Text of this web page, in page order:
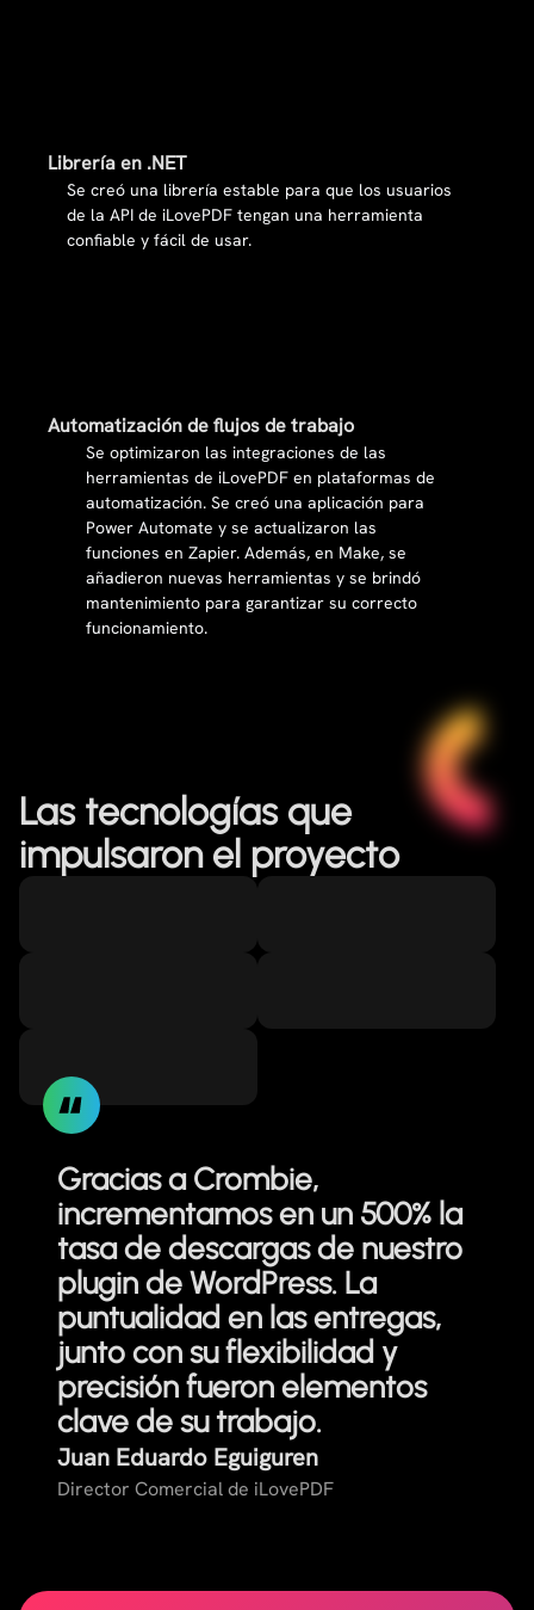
Librería en .NET
Se creó una librería estable para que los usuarios
de la API de iLovePDF tengan una herramienta
confiable y fácil de usar.
Automatización de flujos de trabajo
Se optimizaron las integraciones de las
herramientas de iLovePDF en plataformas de
automatización. Se creó una aplicación para
Power Automate y se actualizaron las
funciones en Zapier. Además, en Make, se
añadieron nuevas herramientas y se brindó
mantenimiento para garantizar su correcto
funcionamiento.
Las tecnologías que
impulsaron el proyecto
Gracias a Crombie,
incrementamos en un 500% la
tasa de descargas de nuestro
plugin de WordPress. La
puntualidad en las entregas,
junto con su flexibilidad y
precisión fueron elementos
clave de su trabajo.
Juan Eduardo Eguiguren
Director Comercial de iLovePDF